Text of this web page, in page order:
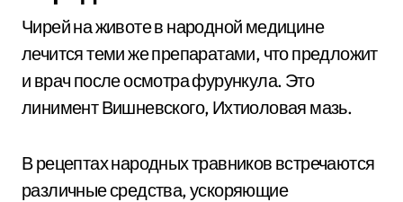
Чирей на животе в народной медицине
лечится теми же препаратами, что предложит
и врач после осмотра фурункула. Это
линимент Вишневского, Ихтиоловая мазь.
В рецептах народных травников встречаются
различные средства, ускоряющие